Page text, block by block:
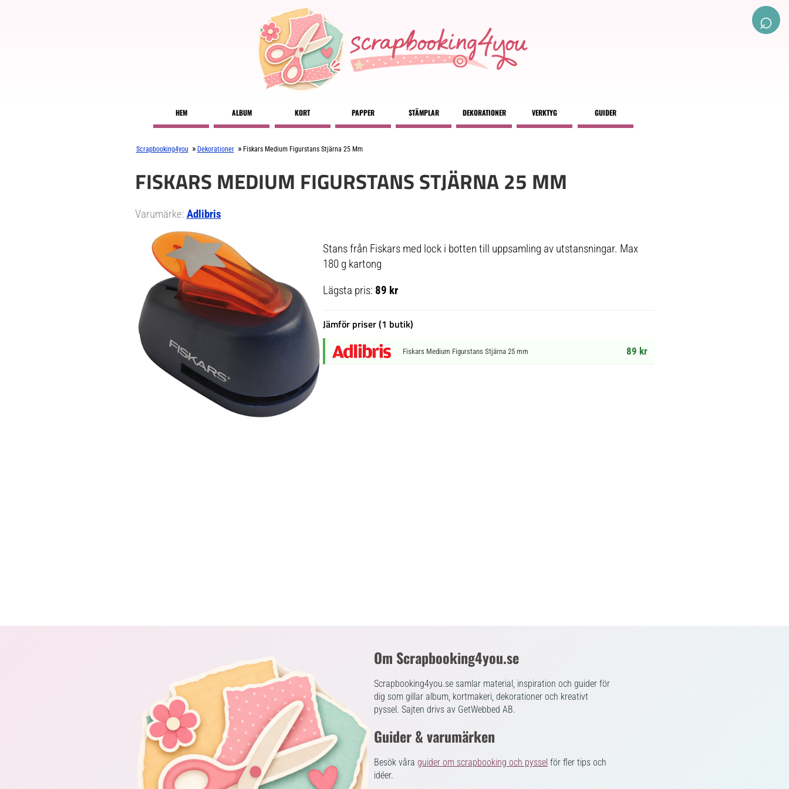
⌕
HEM ALBUM KORT PAPPER STÄMPLAR DEKORATIONER VERKTYG GUIDER
Scrapbooking4you » Dekorationer » Fiskars Medium Figurstans Stjärna 25 Mm
FISKARS MEDIUM FIGURSTANS STJÄRNA 25 MM
Varumärke: Adlibris
Stans från Fiskars med lock i botten till uppsamling av utstansningar. Max
180 g kartong
Lägsta pris: 89 kr
Jämför priser (1 butik)
Fiskars Medium Figurstans Stjärna 25 mm 89 kr
Om Scrapbooking4you.se
Scrapbooking4you.se samlar material, inspiration och guider för
dig som gillar album, kortmakeri, dekorationer och kreativt
pyssel. Sajten drivs av GetWebbed AB.
Guider & varumärken
Besök våra guider om scrapbooking och pyssel för fler tips och
idéer.